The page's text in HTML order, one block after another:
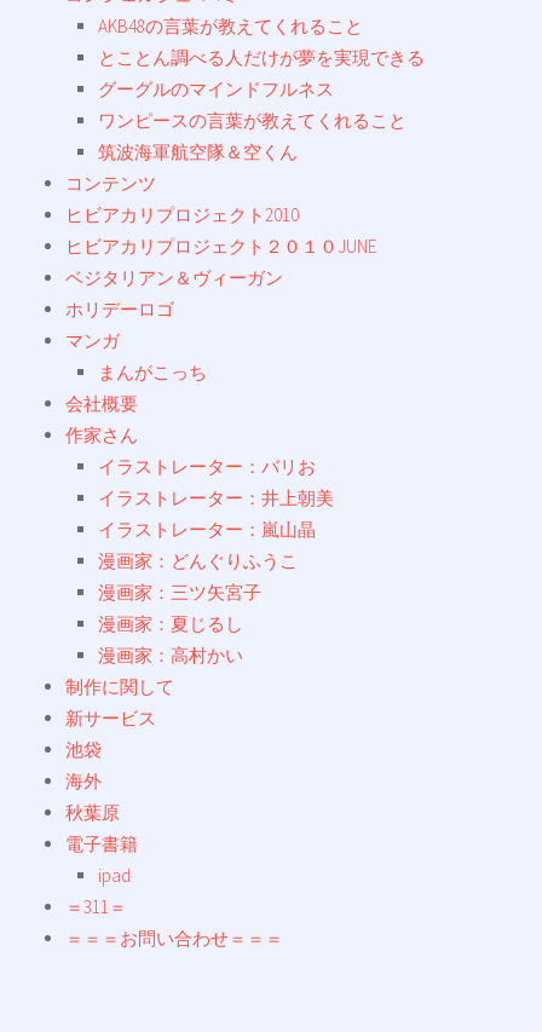
AKB48の言葉が教えてくれること
とことん調べる人だけが夢を実現できる
グーグルのマインドフルネス
ワンピースの言葉が教えてくれること
筑波海軍航空隊＆空くん
コンテンツ
ヒビアカリプロジェクト2010
ヒビアカリプロジェクト２０１０JUNE
ベジタリアン＆ヴィーガン
ホリデーロゴ
マンガ
まんがこっち
会社概要
作家さん
イラストレーター：バリお
イラストレーター：井上朝美
イラストレーター：嵐山晶
漫画家：どんぐりふうこ
漫画家：三ツ矢宮子
漫画家：夏じるし
漫画家：高村かい
制作に関して
新サービス
池袋
海外
秋葉原
電子書籍
ipad
＝311＝
＝＝＝お問い合わせ＝＝＝